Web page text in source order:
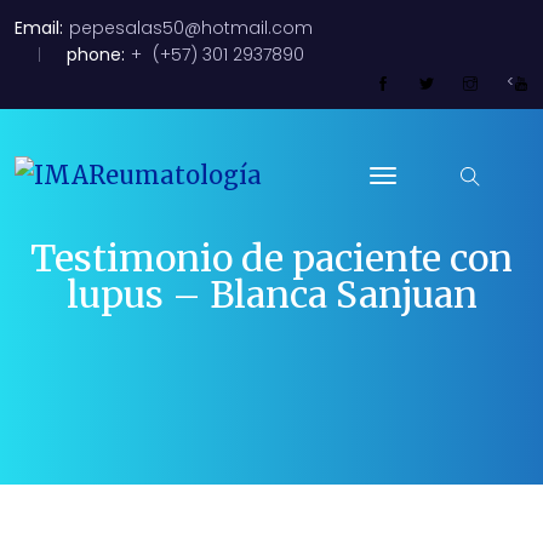
Email: pepesalas50@hotmail.com
phone: + (+57) 301 2937890
<
Testimonio de paciente con
lupus – Blanca Sanjuan